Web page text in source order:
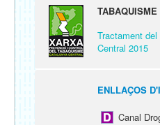
TABAQUISME
Tractament
Central 2015
ENLLAÇOS
Canal